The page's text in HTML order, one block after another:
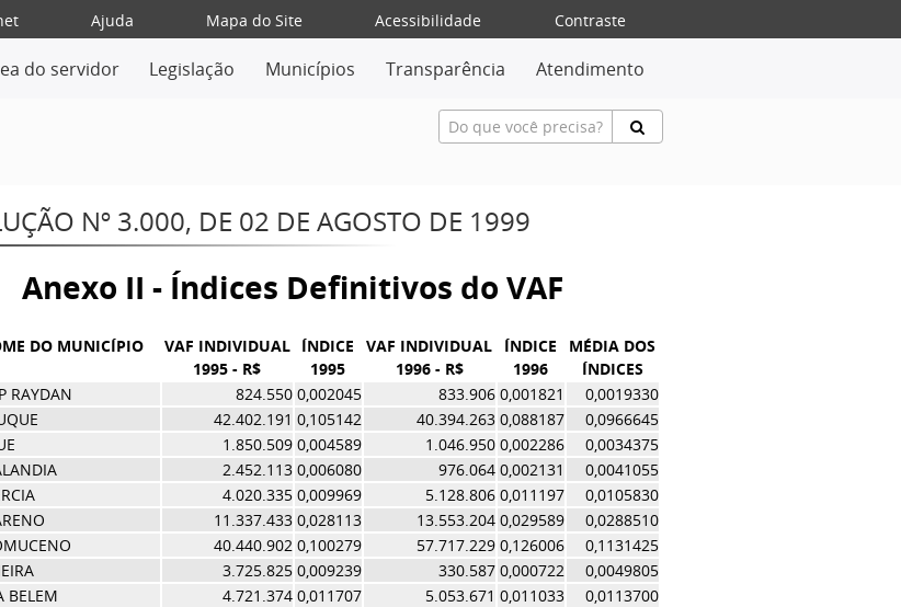
Ajuda Mapa do Site Acessibilidade
Contraste
do servidor Legislação Municípios Transparência Atendimento
Nº 3.000, DE 02 DE AGOSTO DE 1999
Anexo II - Índices Definitivos do VAF
DO MUNICÍPIO
VAF INDIVIDUAL
1995 - R$
ÍNDICE
1995
VAF INDIVIDUAL
1996 - R$
ÍNDICE
1996
MÉDIA DOS
ÍNDICES
RAYDAN
824.550 0,002045 833.906 0,001821
0,0019330
42.402.191 0,105142 40.394.263 0,088187
0,0966645
1.850.509 0,004589 1.046.950 0,002286
0,0034375
2.452.113 0,006080 976.064 0,002131
0,0041055
4.020.335 0,009969 5.128.806 0,011197
0,0105830
11.337.433 0,028113 13.553.204 0,029589
0,0288510
40.440.902 0,100279 57.717.229 0,126006
0,1131425
3.725.825 0,009239 330.587 0,000722
0,0049805
BELEM
4.721.374 0,011707 5.053.671 0,011033
0,0113700